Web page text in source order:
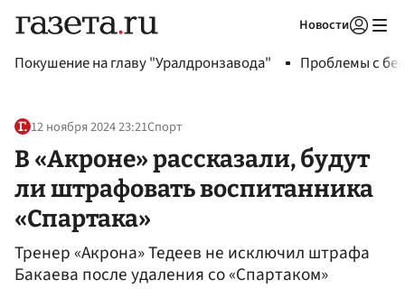
Новости
Покушение на главу "Уралдронзавода" Проблемы с
12 ноября 2024 23:21Спорт
В «Акроне» рассказали, будут
ли штрафовать воспитанника
«Спартака»
Тренер «Акрона» Тедеев не исключил штрафа
Бакаева после удаления со «Спартаком»